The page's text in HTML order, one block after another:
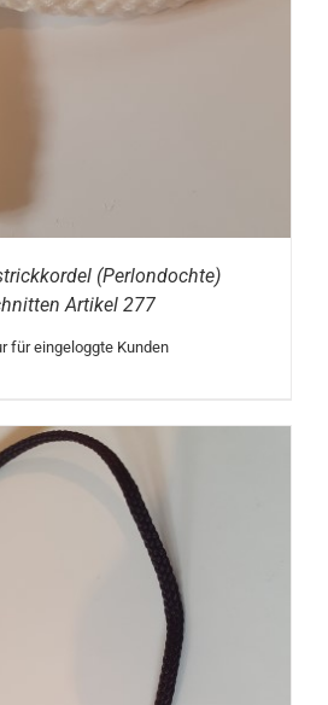
(Perlondochte)
Artikel 277
für eingeloggte Kunden